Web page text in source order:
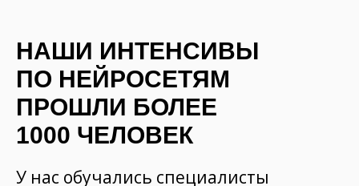
НАШИ ИНТЕНСИВЫ
ПО НЕЙРОСЕТЯМ
ПРОШЛИ БОЛЕЕ
1000 ЧЕЛОВЕК
У нас обучались специалисты